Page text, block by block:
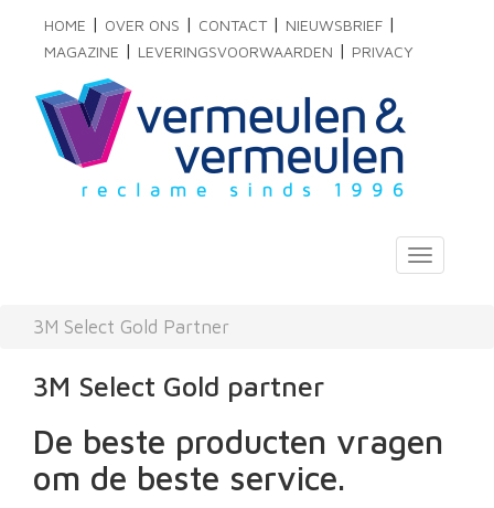
HOME | OVER ONS | CONTACT | NIEUWSBRIEF |
MAGAZINE | LEVERINGSVOORWAARDEN | PRIVACY
Toggle
3M Select Gold Partner
3M Select Gold partner
De beste producten vragen
om de beste service.